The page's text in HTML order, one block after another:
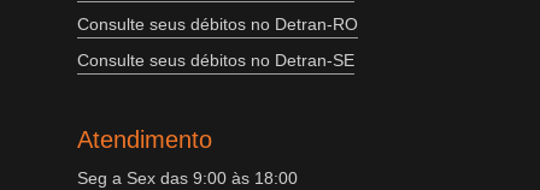
Consulte seus débitos no Detran-RO
Consulte seus débitos no Detran-SE
Atendimento
Seg a Sex das 9:00 às 18:00